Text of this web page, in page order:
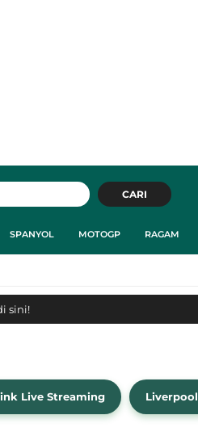
CARI
SPANYOL MOTOGP RAGAM
sini!
Live Streaming Liverpool